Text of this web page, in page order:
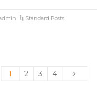
Standard Posts
1 2 3 4